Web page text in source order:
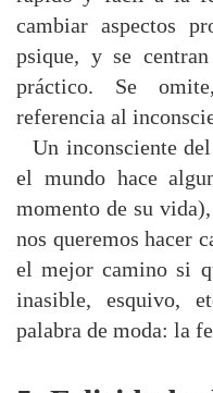
cambiar aspectos
psique, y se
práctico. Se
referencia al
Un inconsciente
el mundo hace
momento de su
nos queremos hacer
el mejor camino si
inasible, esquivo,
palabra de moda: la